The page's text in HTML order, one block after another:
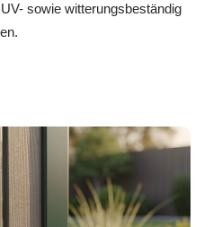
sowie witterungsbeständig